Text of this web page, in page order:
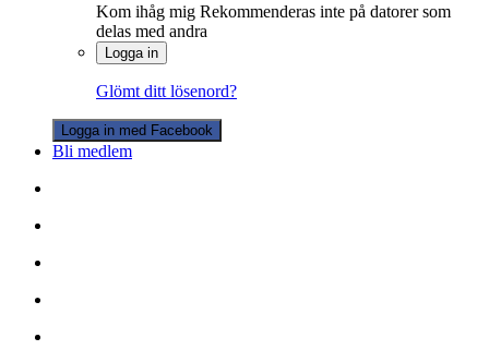
Kom ihåg mig Rekommenderas inte på datorer som
delas med andra
Logga in
Glömt ditt lösenord?
Logga in med Facebook
Bli medlem